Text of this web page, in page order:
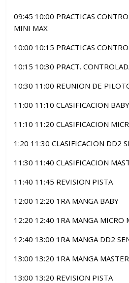
09:45 10:00 PRACTICAS
MINI MAX
10:00 10:15 PRACTICAS
10:15 10:30 PRACT.
10:30 11:00 REUNION DE
11:00 11:10 CLASIFICACION BABY
11:10 11:20 CLASIFICACION
1:20 11:30 CLASIFICACION DD2
11:30 11:40 CLASIFICACION
11:40 11:45 REVISION PISTA
12:00 12:20 1RA MANGA BABY
12:20 12:40 1RA MANGA MICRO
12:40 13:00 1RA MANGA DD2
13:00 13:20 1RA MANGA
13:00 13:20 REVISION PISTA